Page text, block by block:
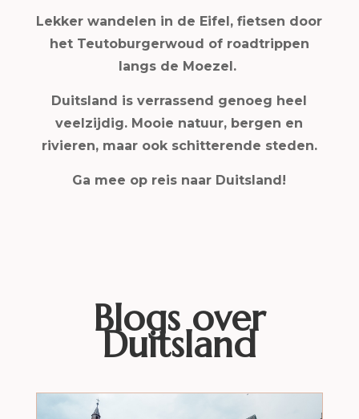
Lekker wandelen in de Eifel, fietsen door
het Teutoburgerwoud of roadtrippen
langs de Moezel.
Duitsland is verrassend genoeg heel
veelzijdig. Mooie natuur, bergen en
rivieren, maar ook schitterende steden.
Ga mee op reis naar Duitsland!
Blogs over
Duitsland